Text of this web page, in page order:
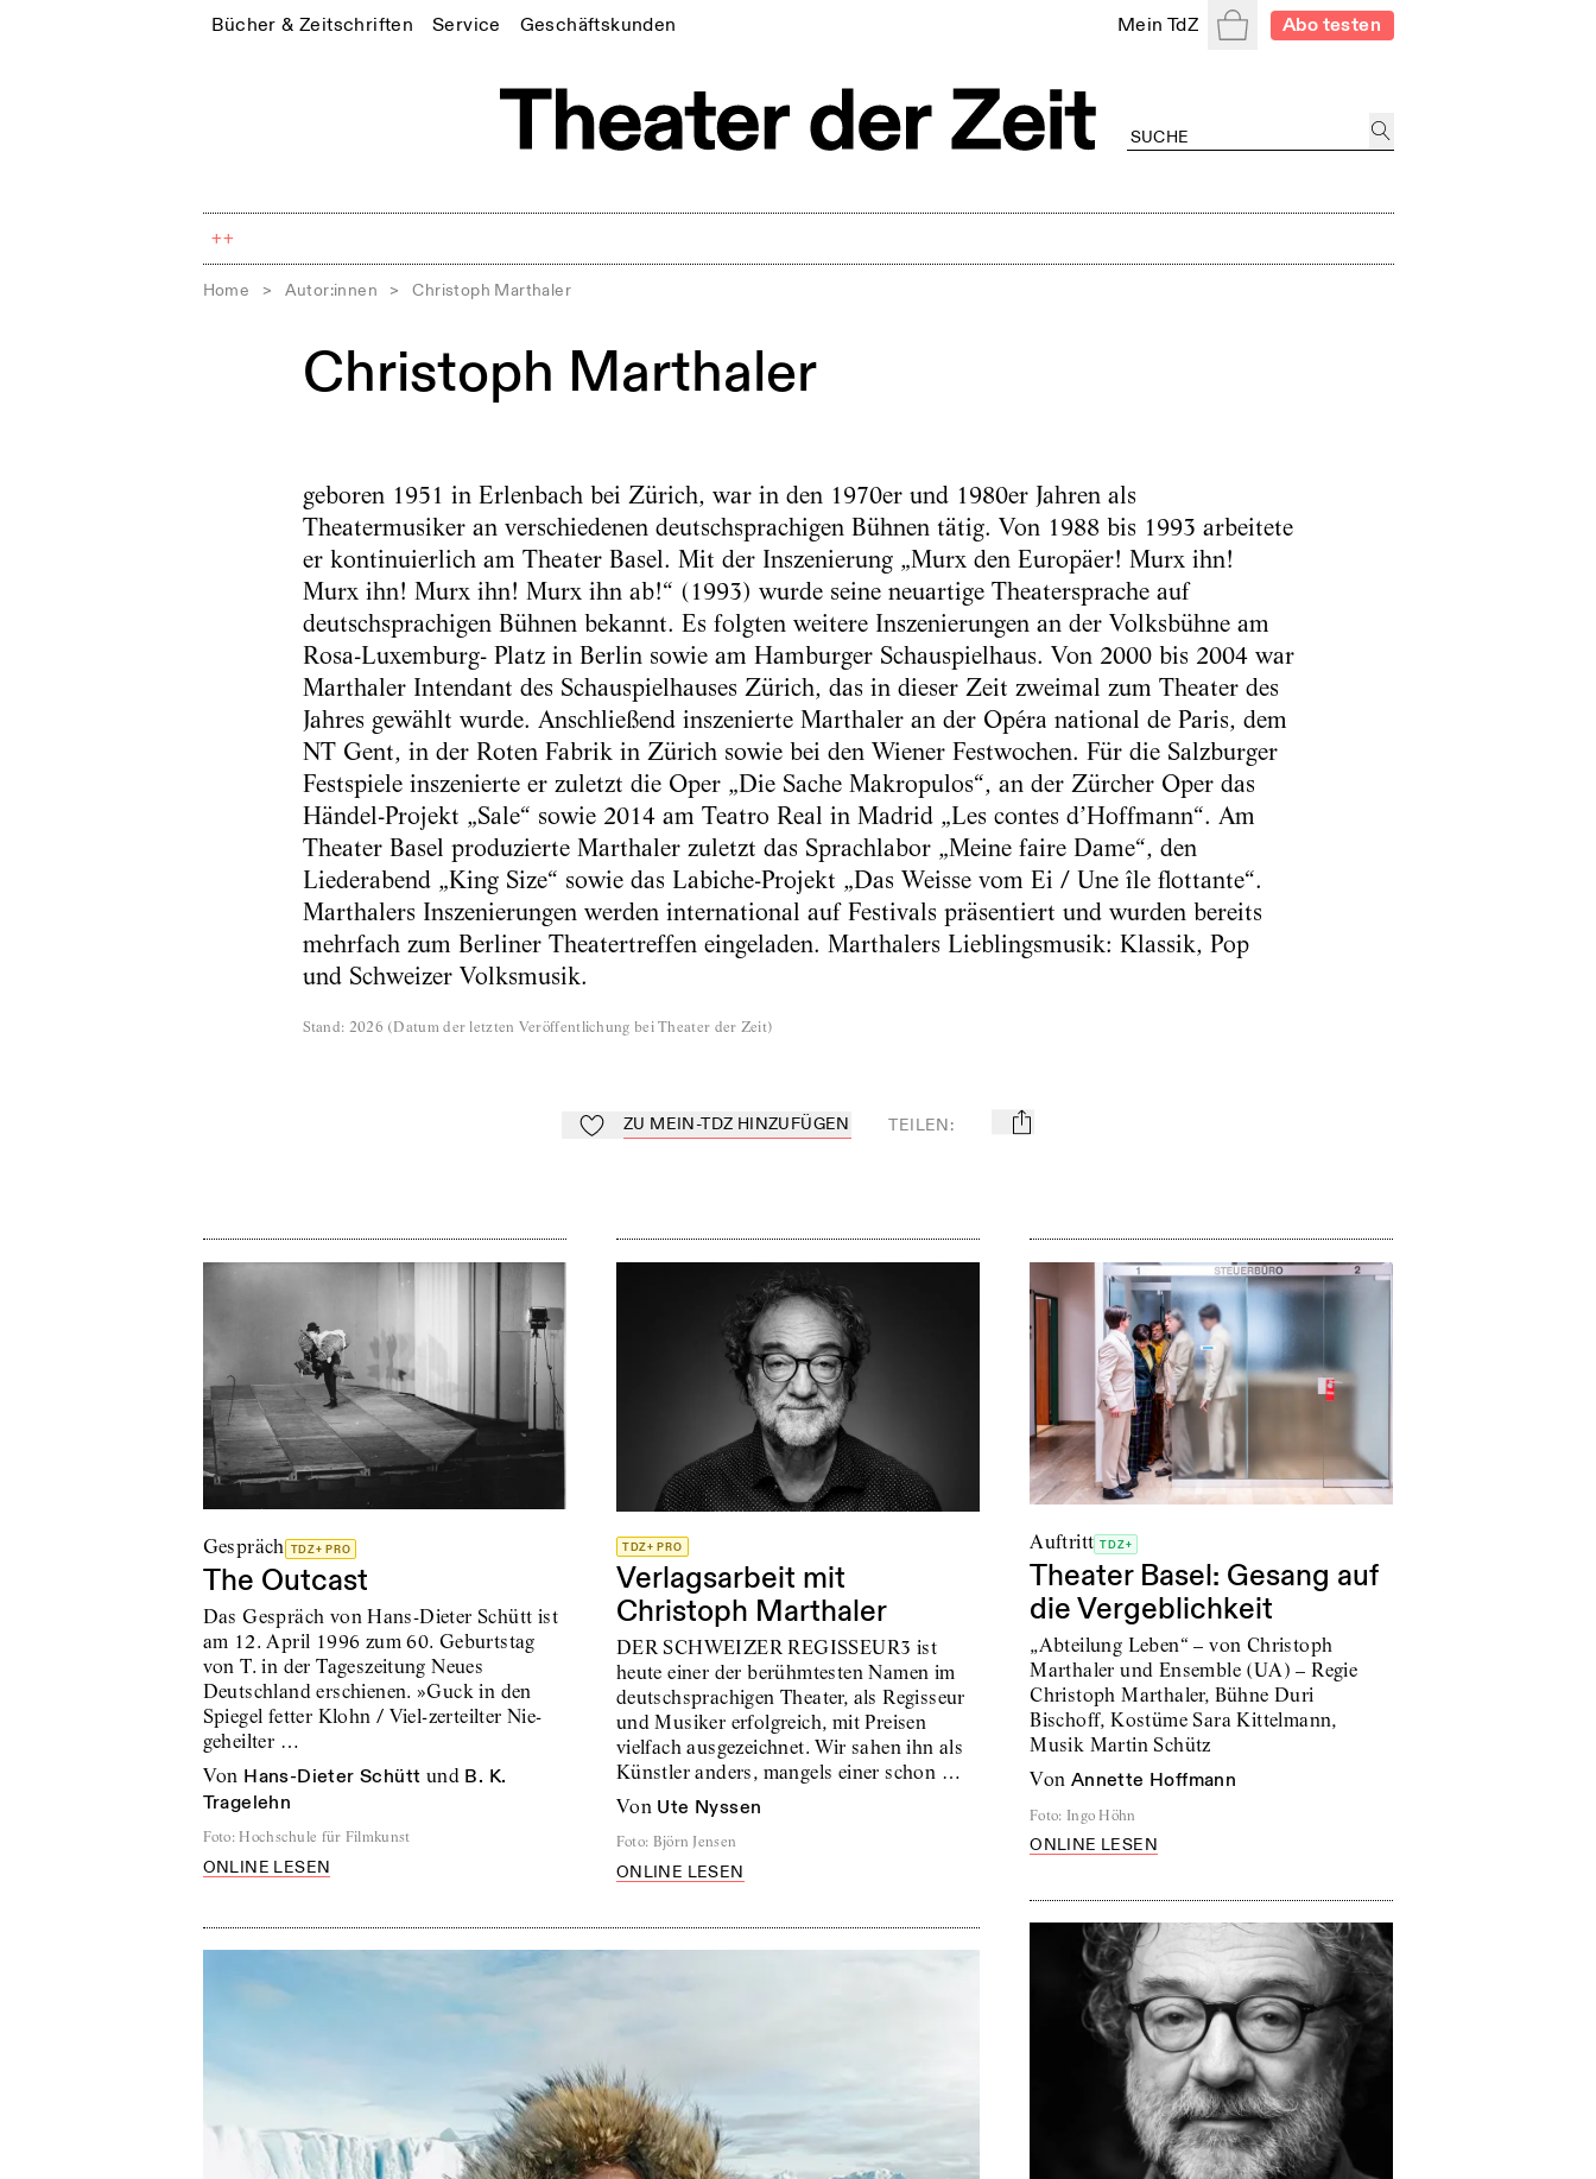
Bücher & Zeitschriften Service Geschäftskunden Mein TdZ WarenkorbAbo testen
++
Home > Autor:innen > Christoph Marthaler
Christoph Marthaler
geboren 1951 in Erlenbach bei Zürich, war in den 1970er und 1980er Jahren als
Theatermusiker an verschiedenen deutschsprachigen Bühnen tätig. Von 1988 bis 1993 arbeitete
er kontinuierlich am Theater Basel. Mit der Inszenierung „Murx den Europäer! Murx ihn!
Murx ihn! Murx ihn! Murx ihn ab!“ (1993) wurde seine neuartige Theatersprache auf
deutschsprachigen Bühnen bekannt. Es folgten weitere Inszenierungen an der Volksbühne am
Rosa-Luxemburg- Platz in Berlin sowie am Hamburger Schauspielhaus. Von 2000 bis 2004 war
Marthaler Intendant des Schauspielhauses Zürich, das in dieser Zeit zweimal zum Theater des
Jahres gewählt wurde. Anschließend inszenierte Marthaler an der Opéra national de Paris, dem
NT Gent, in der Roten Fabrik in Zürich sowie bei den Wiener Festwochen. Für die Salzburger
Festspiele inszenierte er zuletzt die Oper „Die Sache Makropulos“, an der Zürcher Oper das
Händel-Projekt „Sale“ sowie 2014 am Teatro Real in Madrid „Les contes d’Hoffmann“. Am
Theater Basel produzierte Marthaler zuletzt das Sprachlabor „Meine faire Dame“, den
Liederabend „King Size“ sowie das Labiche-Projekt „Das Weisse vom Ei / Une île flottante“.
Marthalers Inszenierungen werden international auf Festivals präsentiert und wurden bereits
mehrfach zum Berliner Theatertreffen eingeladen. Marthalers Lieblingsmusik: Klassik, Pop
und Schweizer Volksmusik.
Stand: 2026 (Datum der letzten Veröffentlichung bei Theater der Zeit)
Zu Mein-TdZ hinzufügen
ZU MEIN-TDZ HINZUFÜGEN TEILEN: mail
Gespräch TDZ+ PRO
The Outcast
Das Gespräch von Hans-Dieter Schütt ist
am 12. April 1996 zum 60. Geburtstag
von T. in der Tageszeitung Neues
Deutschland erschienen. »Guck in den
Spiegel fetter Klohn / Viel-zerteilter Nie-
geheilter …
von Hans-Dieter Schütt und B. K.
Tragelehn
Foto: Hochschule für Filmkunst
ONLINE LESEN
TDZ+ PRO
Verlagsarbeit mit
Christoph Marthaler
DER SCHWEIZER REGISSEUR3 ist
heute einer der berühmtesten Namen im
deutschsprachigen Theater, als Regisseur
und Musiker erfolgreich, mit Preisen
vielfach ausgezeichnet. Wir sahen ihn als
Künstler anders, mangels einer schon …
von Ute Nyssen
Foto: Björn Jensen
ONLINE LESEN
Auftritt TDZ+
Theater Basel: Gesang auf
die Vergeblichkeit
„Abteilung Leben“ – von Christoph
Marthaler und Ensemble (UA) – Regie
Christoph Marthaler, Bühne Duri
Bischoff, Kostüme Sara Kittelmann,
Musik Martin Schütz
von Annette Hoffmann
Foto: Ingo Höhn
ONLINE LESEN